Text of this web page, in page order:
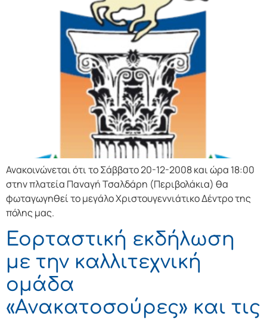
Ανακοινώνεται ότι το Σάββατο 20-12-2008 και ώρα 18:00
στην πλατεία Παναγή Τσαλδάρη (Περιβολάκια) θα
φωταγωγηθεί το μεγάλο Χριστουγεννιάτικο Δέντρο της
πόλης μας.
Εορταστική εκδήλωση
με την καλλιτεχνική
ομάδα
«Ανακατοσούρες» και τις